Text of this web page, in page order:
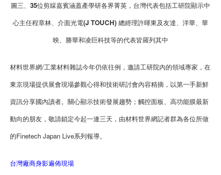
圖三、35位剪綵嘉賓涵蓋產學研各界菁英，台灣代表包括工研院顯示中
心主任程章林、介面光電(J TOUCH) 總經理許暉東及友達、洋華、華
映、勝華和凌巨科技等的代表皆羅列其中
材料世界網/工業材料雜誌今年仍依往例，邀請工研院內的領域專家，在
東京現場提供展會現場參觀心得和技術研討會內容精摘，以第一手新鮮
資訊分享國內讀者。關心顯示技術發展趨勢；觸控面板、高功能膜最新
動向的朋友，敬請鎖定今起一連三天，由材料世界網記者群為各位所做
的Finetech Japan Live系列報導。
台灣廠商身影遍佈現場